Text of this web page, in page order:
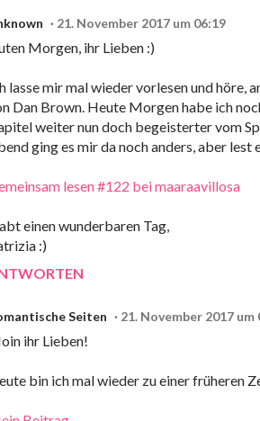
21. November 2017 um 06:19
Morgen, ihr Lieben :)
lasse mir mal wieder vorlesen und
Dan Brown. Heute Morgen habe ich
weiter nun doch begeisterter vom
ging es mir da noch anders, aber lest
lesen #122 bei maaraavillosa
einen wunderbaren Tag,
:)
Seiten 21. November 2017 um
ihr Lieben!
bin ich mal wieder zu einer früheren